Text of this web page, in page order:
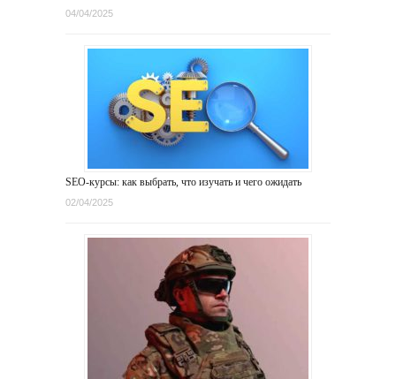
04/04/2025
SEO-курсы: как выбрать, что изучать и чего ожидать
02/04/2025